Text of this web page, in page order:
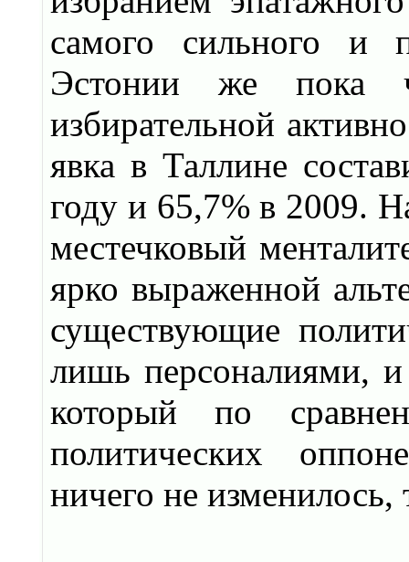
самого сильного и
Эстонии же пока
избирательной
явка в Таллине
году и 65,7% в 2009.
местечковый
ярко выраженной
существующие
лишь персоналиями, и
который по
политических
ничего не